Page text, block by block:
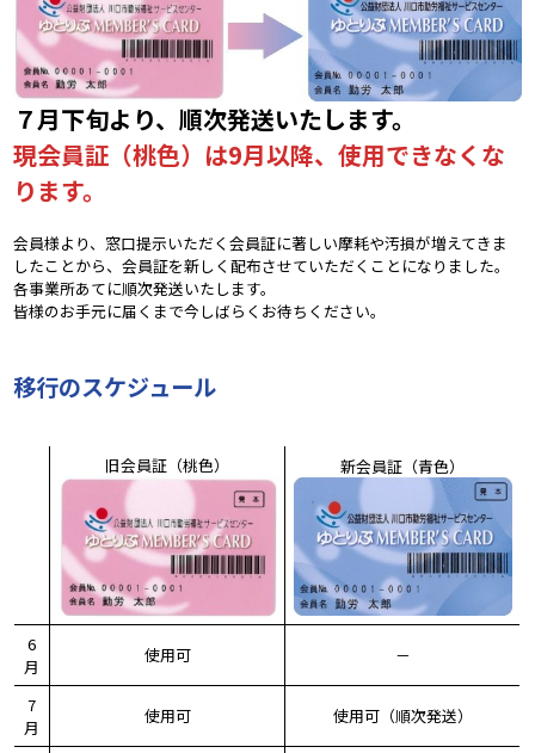
７月下旬より、順次発送いたします。
現会員証（桃色）は9月以降、使用できなくな
ります。
会員様より、窓口提示いただく会員証に著しい摩耗や汚損が増えてきま
したことから、会員証を新しく配布させていただくことになりました。
各事業所あてに順次発送いたします。
皆様のお手元に届くまで今しばらくお待ちください。
移行のスケジュール
旧会員証（桃色） 新会員証（青色）
6
月
使用可 －
7
月
使用可 使用可（順次発送）